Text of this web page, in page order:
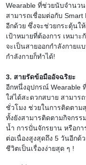
Wearable ที่ช่วยนับจำนว
สามารถเชื่อมต่อกับ Smart
อีกด้วย ซึ่งจะช่วยกระตุ้นใ
เป้าหมายที่ต้องการ เหมา
จะเป็นสายออกกำลังกายแ
กำลังกายก็ทำได้!
3. สายรัดข้อมืออัจฉริยะ
อีกหนึ่งอุปกรณ์ Wearable
ใส่ได้สะดวกสบาย สามาร
ชั่วโมง ช่วยในการติดตา
ทั้งยังสามารติดตามกิจกรร
น้ำ การปั่นจักรยาน หรือกา
ต่อเนื่องสูงสุดถึง 5 วันอีก
ชีวิตเป็นเรื่องง่ายสุด ๆ !